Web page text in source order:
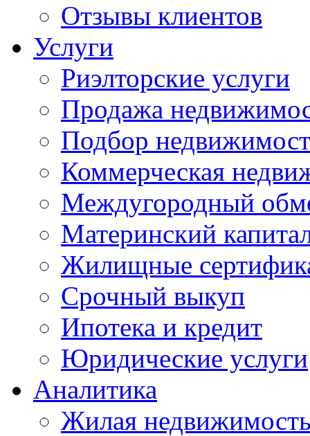
Отзывы клиентов
Услуги
Риэлторские услуги
Продажа
Подбор
Коммерческая
Междугородный
Материнский
Жилищные
Срочный выкуп
Ипотека и кредит
Юридические услуги
Аналитика
Жилая